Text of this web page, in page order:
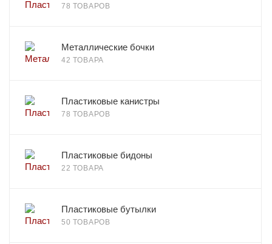
78 ТОВАРОВ
Металлические бочки
42 ТОВАРА
Пластиковые канистры
78 ТОВАРОВ
Пластиковые бидоны
22 ТОВАРА
Пластиковые бутылки
50 ТОВАРОВ